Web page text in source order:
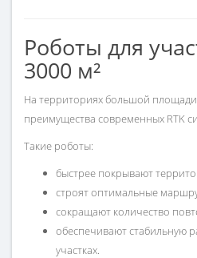
Роботы для
3000 м²
На территориях большой
преимущества современных RTK
Такие роботы:
быстрее покрывают
строят оптимальные
сокращают количество
обеспечивают стабильную
участках.